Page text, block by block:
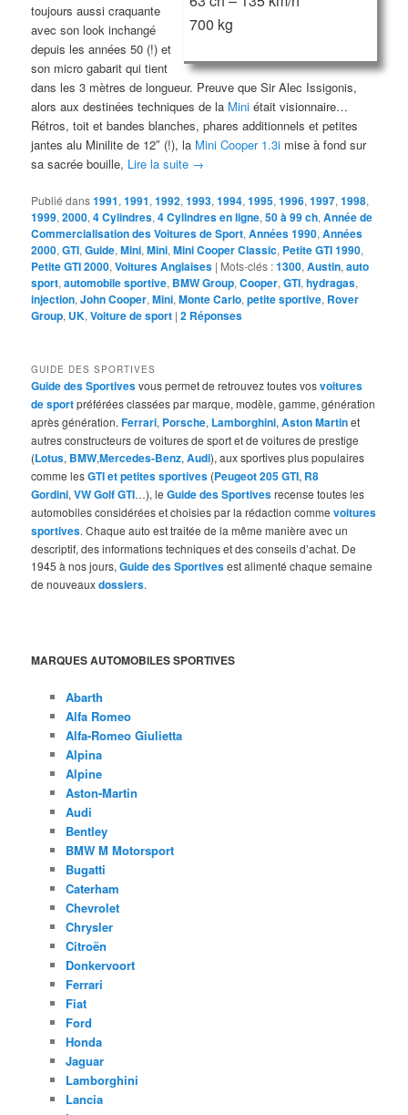
700 kg
toujours aussi craquante
avec son look inchangé
depuis les années 50 (!) et
son micro gabarit qui tient
dans les 3 mètres de longueur. Preuve que Sir Alec Issigonis,
alors aux destinées techniques de la Mini était visionnaire…
Rétros, toit et bandes blanches, phares additionnels et petites
jantes alu Minilite de 12″ (!), la Mini Cooper 1.3i mise à fond sur
sa sacrée bouille, Lire la suite →
Publié dans1991,1991,1992,1993,1994,1995,1996,1997,1998,
1999,2000,4 Cylindres,4 Cylindres en ligne,50 à 99 ch,Année de
Commercialisation des Voitures de Sport,Années 1990,Années
2000,GTI,Guide,Mini,Mini,Mini Cooper Classic, Petite GTI 1990,
Petite GTI 2000,Voitures Anglaises | Mots-clés :1300,Austin,auto
sport,automobile sportive, BMW Group,Cooper,GTI,hydragas,
injection,John Cooper,Mini,Monte Carlo,petite sportive, Rover
Group, UK,Voiture de sport |2 Réponses
GUIDE DES SPORTIVES
Guide des Sportivesvous permet de retrouvez toutes vosvoitures
de sportpréférées classées par marque, modèle, gamme, génération
après génération.Ferrari, Porsche, Lamborghini,Aston Martinet
autres constructeurs de voitures de sport et de voitures de prestige
(Lotus, BMW,Mercedes-Benz,Audi), aux sportives plus populaires
comme lesGTI et petites sportives (Peugeot 205 GTI, R8
Gordini,VW Golf GTI…), leGuide des Sportivesrecense toutes les
automobiles considérées et choisies par la rédaction commevoitures
sportives. Chaque auto est traitée de la même manière avec un
descriptif, des informations techniques et des conseils d’achat. De
1945 à nos jours,Guide des Sportivesest alimenté chaque semaine
de nouveauxdossiers.
MARQUES AUTOMOBILES SPORTIVES
Abarth
Alfa Romeo
Alfa-Romeo Giulietta
Alpina
Alpine
Aston-Martin
Audi
Bentley
BMW M Motorsport
Bugatti
Caterham
Chevrolet
Chrysler
Citroën
Donkervoort
Ferrari
Fiat
Ford
Honda
Jaguar
Lamborghini
Lancia